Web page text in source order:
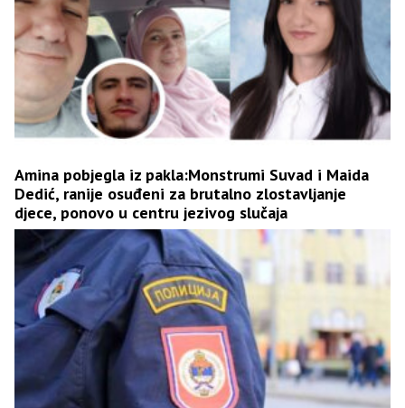
Amina pobjegla iz pakla:Monstrumi Suvad i Maida
Dedić, ranije osuđeni za brutalno zlostavljanje
djece, ponovo u centru jezivog slučaja